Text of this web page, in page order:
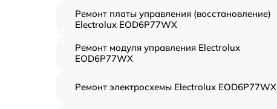
Ремонт платы управления (восстановление)
Electrolux EOD6P77WX
Ремонт модуля управления Electrolux
EOD6P77WX
Ремонт электросхемы Electrolux EOD6P77WX